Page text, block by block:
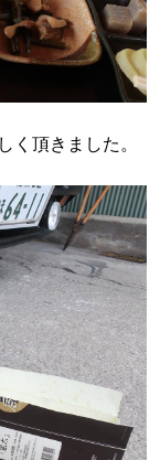
く頂きました。